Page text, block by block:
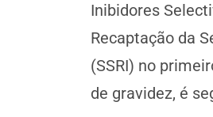
Inibidores
Recaptação da
(SSRI) no
de gravidez, é